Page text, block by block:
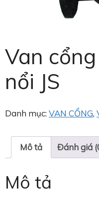
Van
nổi JS
Danh mục:VAN CỔNG,
Mô tả Đánh giá
Mô tả